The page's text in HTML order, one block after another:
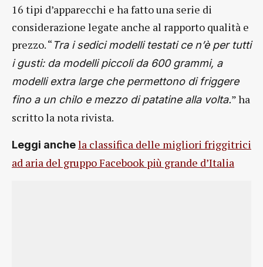
16 tipi d’apparecchi e ha fatto una serie di
considerazione legate anche al rapporto qualità e
prezzo. “ Tra i sedici modelli testati ce n’è per tutti
i gusti: da modelli piccoli da 600 grammi, a
modelli extra large che permettono di friggere
fino a un chilo e mezzo di patatine alla volta.” ha
scritto la nota rivista.
Leggi anchela classifica delle migliori friggitrici
ad aria del gruppo Facebook più grande d’Italia